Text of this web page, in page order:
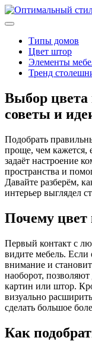
Типы домов
Цвет штор
Элементы
Тренд
Выбор цвета
советы и
Подобрать
проще, чем кажется,
задаёт настроение
пространства и
Давайте разберём,
интерьер выглядел
Почему цвет
Первый контакт с
видите мебель. Если
внимание и
наоборот,
картин или штор.
визуально
сделать большое
Как